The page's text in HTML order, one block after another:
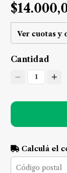
Ver cuotas y
Cantidad
1
Calculá el